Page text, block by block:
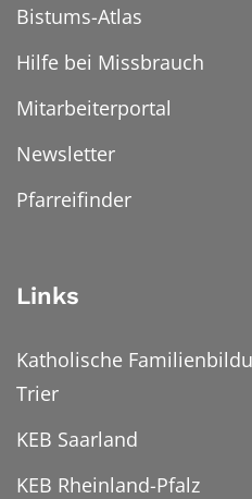
Bistums-Atlas
Hilfe bei Missbrauch
Mitarbeiterportal
Newsletter
Pfarreifinder
Links
Katholische
Trier
KEB Saarland
KEB Rheinland-Pfalz